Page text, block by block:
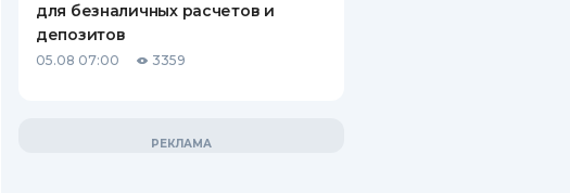
для безналичных расчетов и
депозитов
05.08 07:00 3359